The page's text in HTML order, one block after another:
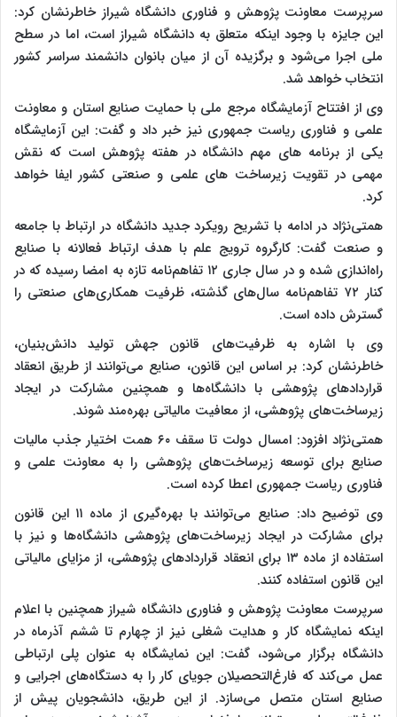
سرپرست معاونت پژوهش و فناوری دانشگاه شیراز خاطرنشان کرد:
این جایزه با وجود اینکه متعلق به دانشگاه شیراز است، اما در سطح
ملی اجرا می‌شود و برگزیده آن از میان بانوان دانشمند سراسر کشور
انتخاب خواهد شد.
وی از افتتاح آزمایشگاه مرجع ملی با حمایت صنایع استان و معاونت
علمی و فناوری ریاست جمهوری نیز خبر داد و گفت: این آزمایشگاه
یکی از برنامه های مهم دانشگاه در هفته پژوهش است که نقش
مهمی در تقویت زیرساخت های علمی و صنعتی کشور ایفا خواهد
کرد.
همتی‌نژاد در ادامه با تشریح رویکرد جدید دانشگاه در ارتباط با جامعه
و صنعت گفت: کارگروه ترویج علم با هدف ارتباط فعالانه با صنایع
راه‌اندازی شده و در سال جاری ۱۲ تفاهم‌نامه تازه به امضا رسیده که در
کنار ۷۲ تفاهم‌نامه سال‌های گذشته، ظرفیت همکاری‌های صنعتی را
گسترش داده است.
وی با اشاره به ظرفیت‌های قانون جهش تولید دانش‌بنیان،
خاطرنشان کرد: بر اساس این قانون، صنایع می‌توانند از طریق انعقاد
قراردادهای پژوهشی با دانشگاه‌ها و همچنین مشارکت در ایجاد
زیرساخت‌های پژوهشی، از معافیت مالیاتی بهره‌مند شوند.
همتی‌نژاد افزود: امسال دولت تا سقف ۶۰ همت اختیار جذب مالیات
صنایع برای توسعه زیرساخت‌های پژوهشی را به معاونت علمی و
فناوری ریاست جمهوری اعطا کرده است.
وی توضیح داد: صنایع می‌توانند با بهره‌گیری از ماده ۱۱ این قانون
برای مشارکت در ایجاد زیرساخت‌های پژوهشی دانشگاه‌ها و نیز با
استفاده از ماده ۱۳ برای انعقاد قراردادهای پژوهشی، از مزایای مالیاتی
این قانون استفاده کنند.
سرپرست معاونت پژوهش و فناوری دانشگاه شیراز همچنین با اعلام
اینکه نمایشگاه کار و هدایت شغلی نیز از چهارم تا ششم آذرماه در
دانشگاه برگزار می‌شود، گفت: این نمایشگاه به عنوان پلی ارتباطی
عمل می‌کند که فارغ‌التحصیلان جویای کار را به دستگاه‌های اجرایی و
صنایع استان متصل می‌سازد. از این طریق، دانشجویان پیش از